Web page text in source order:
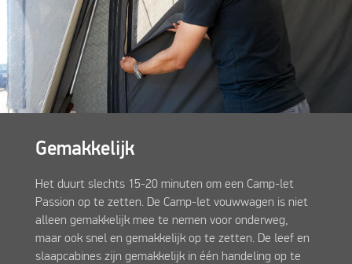
Gemakkelijk
Het duurt slechts 15-20 minuten om een Camp-let
Passion op te zetten. De Camp-let vouwwagen is niet
alleen gemakkelijk mee te nemen voor onderweg,
maar ook snel en gemakkelijk op te zetten. De leef en
slaapcabines zijn gemakkelijk in één handeling op te